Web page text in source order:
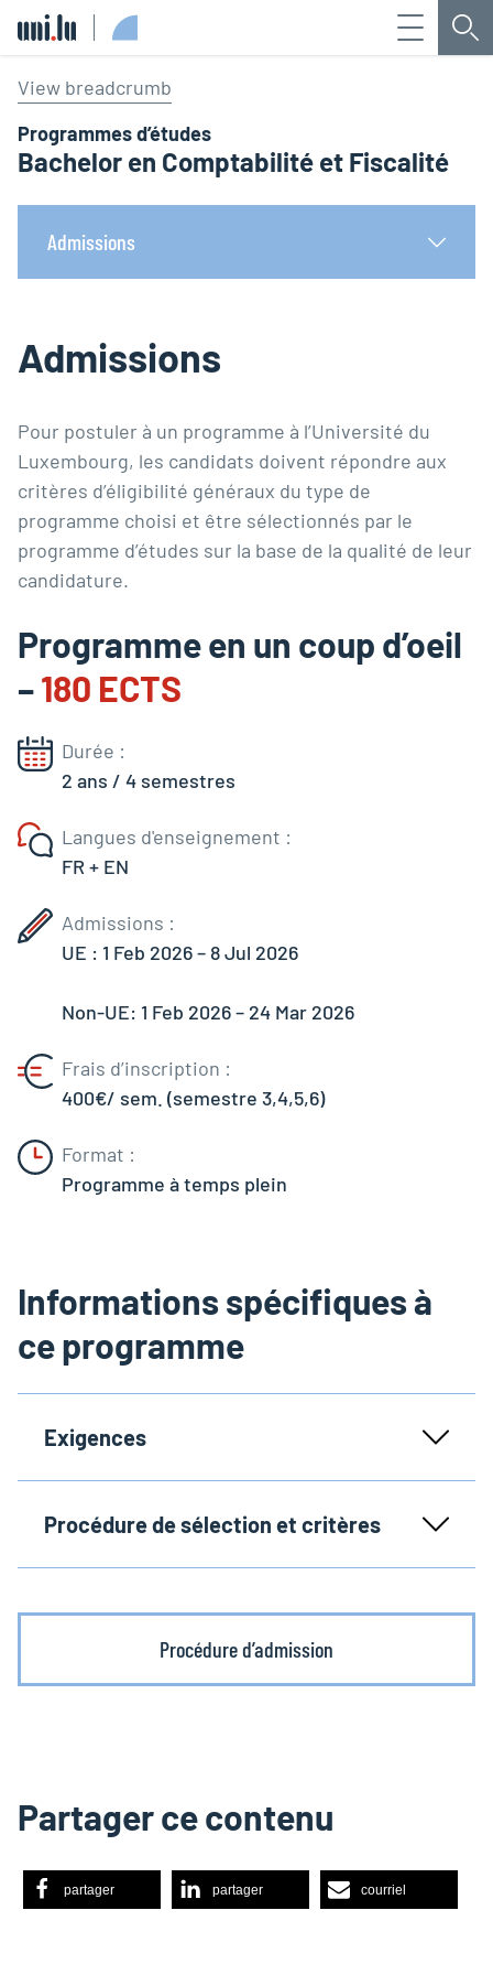
Menu
View breadcrumb
Programmes d’études
Bachelor en Comptabilité et Fiscalité
Admissions
Admissions
Pour postuler à un programme à l’Université du
Luxembourg, les candidats doivent répondre aux
critères d’éligibilité généraux du type de
programme choisi et être sélectionnés par le
programme d’études sur la base de la qualité de leur
candidature.
Programme en un coup d’oeil
–180 ECTS
Durée :
2 ans / 4 semestres
Langues d'enseignement :
FR + EN
Admissions :
UE : 1 Feb 2026 – 8 Jul 2026
Non-UE: 1 Feb 2026 – 24 Mar 2026
Frais d’inscription :
400€/ sem. (semestre 3,4,5,6)
Format :
Programme à temps plein
Informations spécifiques à
ce programme
Exigences
Procédure de sélection et critères
Procédure d’admission
Partager ce contenu
partager partager courriel